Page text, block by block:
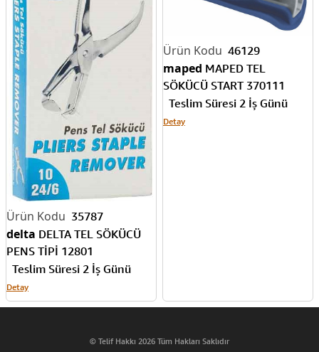
35787
delta DELTA TEL SÖKÜCÜ
PENS TİPİ 12801
Teslim Süresi 2 İş Günü
Detay
46129
maped MAPED TEL
SÖKÜCÜ START 370111
Teslim Süresi 2 İş Günü
Detay
© Telif Hakkı 2026 Tüm Hakları Saklıdır